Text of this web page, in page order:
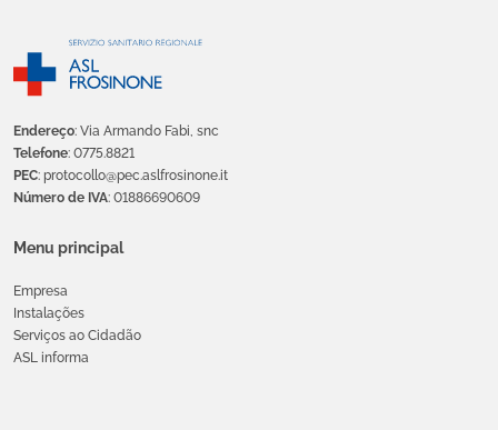
Endereço: Via Armando Fabi, snc
Telefone: 0775.8821
PEC: protocollo@pec.aslfrosinone.it
Número de IVA: 01886690609
Menu principal
Empresa
Instalações
Serviços ao Cidadão
ASL informa